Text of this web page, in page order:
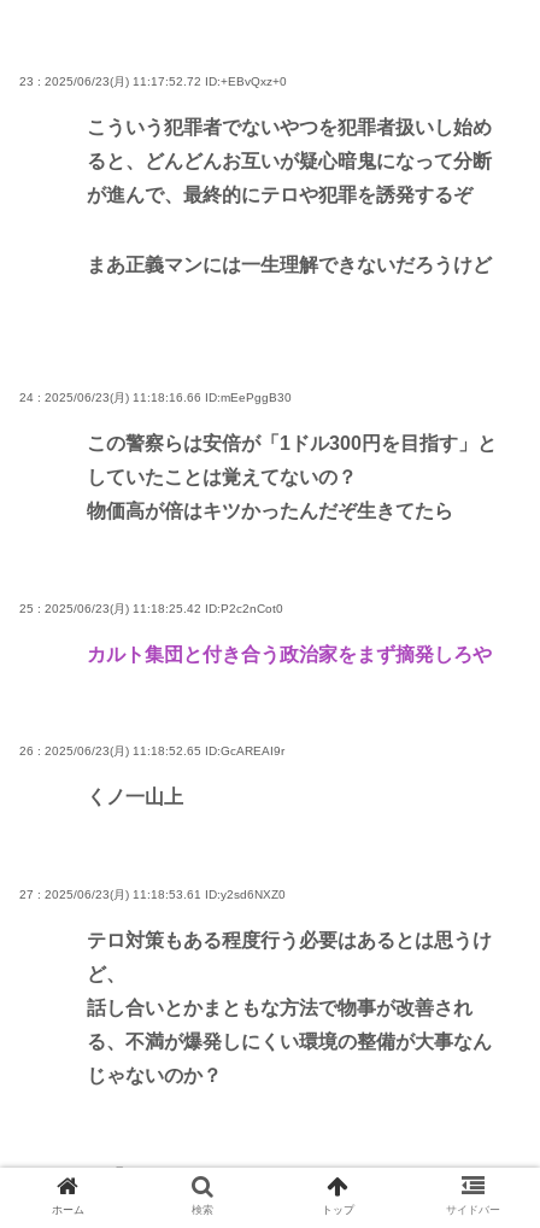
23 : 2025/06/23(月) 11:17:52.72 ID:+EBvQxz+0
こういう犯罪者でないやつを犯罪者扱いし始め
ると、どんどんお互いが疑心暗鬼になって分断
が進んで、最終的にテロや犯罪を誘発するぞ
まあ正義マンには一生理解できないだろうけど
24 : 2025/06/23(月) 11:18:16.66 ID:mEePggB30
この警察らは安倍が「1ドル300円を目指す」と
していたことは覚えてないの？
物価高が倍はキツかったんだぞ生きてたら
25 : 2025/06/23(月) 11:18:25.42 ID:P2c2nCot0
カルト集団と付き合う政治家をまず摘発しろや
26 : 2025/06/23(月) 11:18:52.65 ID:GcAREAI9r
くノ一山上
27 : 2025/06/23(月) 11:18:53.61 ID:y2sd6NXZ0
テロ対策もある程度行う必要はあるとは思うけ
ど、
話し合いとかまともな方法で物事が改善され
る、不満が爆発しにくい環境の整備が大事なん
じゃないのか？
それより裁判まだか
ホーム 検索 トップ サイドバー